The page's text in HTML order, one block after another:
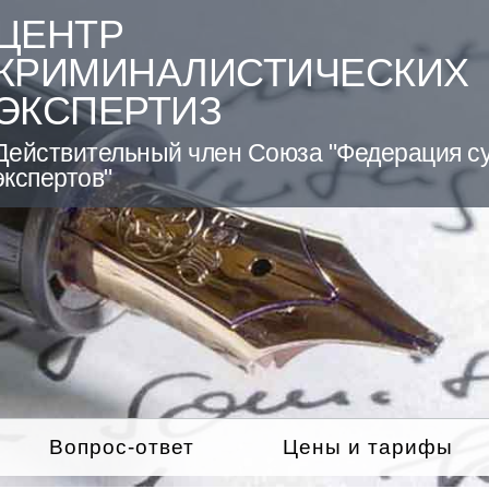
член Союза "Федерация
Вопрос-ответ Цены и тарифы